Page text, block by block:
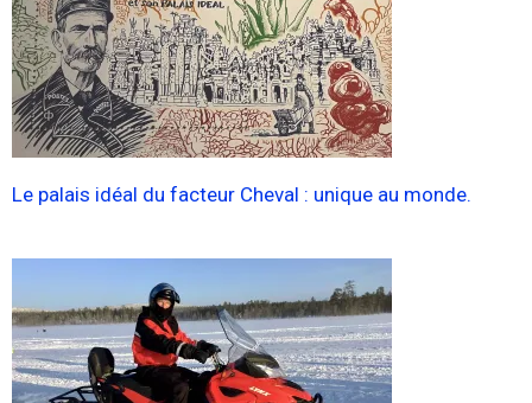
Le palais idéal du facteur Cheval : unique au monde.